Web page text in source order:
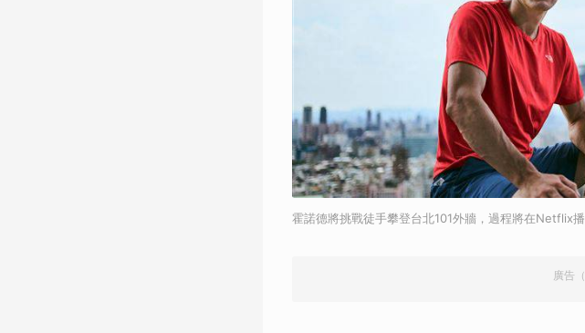
霍諾德將挑戰徒手攀登台北101外牆，過程將在Netflix
廣告